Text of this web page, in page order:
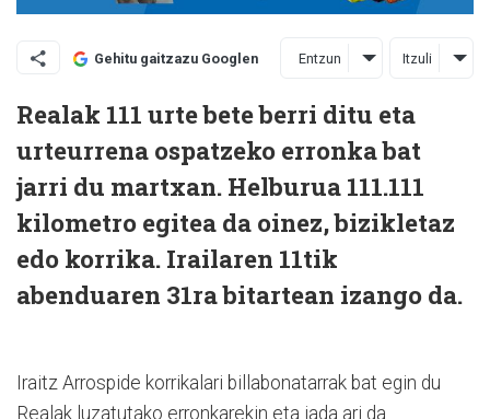
Gehitu gaitzazu Googlen Entzun Itzuli
Realak 111 urte bete berri ditu eta
urteurrena ospatzeko erronka bat
jarri du martxan. Helburua 111.111
kilometro egitea da oinez, bizikletaz
edo korrika. Irailaren 11tik
abenduaren 31ra bitartean izango da.
Iraitz Arrospide korrikalari billabonatarrak bat egin du
Realak luzatutako erronkarekin eta jada ari da